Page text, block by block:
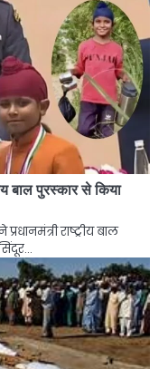
बाल पुरस्कार से किया
राष्ट्रीय बाल